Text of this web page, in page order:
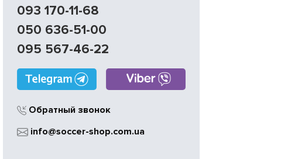
093 170-11-68
050 636-51-00
095 567-46-22
Обратный звонок
info@soccer-shop.com.ua